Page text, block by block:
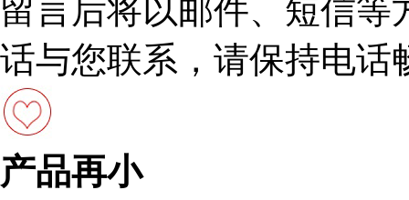
留言后将以邮件、短信
话与您联系，请保持电话
产品再小